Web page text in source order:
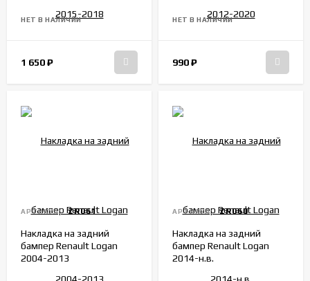
НЕТ В НАЛИЧИИ
1 650₽
НЕТ В НАЛИЧИИ
990₽
АРТИКУЛ: ZR061
Накладка на задний
бампер Renault Logan
2004-2013
АРТИКУЛ: ZR060
Накладка на задний
бампер Renault Logan
2014-н.в.